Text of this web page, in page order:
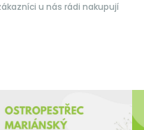
u nás rádi nakupují